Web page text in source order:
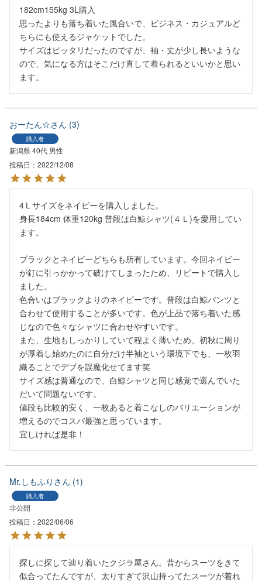
182cm155kg 3L購入
思ったよりも落ち着いた風合いで、ビジネス・カジュアルど
ちらにも使えるジャケットでした。
サイズはピッタリだったのですが、袖・丈が少し長いような
ので、気になる方はそこだけ直して着られるといいかと思い
ます。
おーたん☆ 3
購入者
新潟県 40代 男性
投稿日
2022/12/08
4Ｌサイズをネイビーを購入しました。
身長184cm 体重120kg 普段は白鯨シャツ(４Ｌ)を愛用してい
ます。
ブラックとネイビーどちらも所有しています。今回ネイビー
が釘に引っかかって破けてしまったため、リピートで購入し
ました。
色合いはブラックよりのネイビーです。普段は白鯨パンツと
合わせて使用することが多いです。色が上品で落ち着いた感
じなので色々なシャツに合わせやすいです。
また、生地もしっかりしていて程よく薄いため、初秋に周り
が厚着し始めたのに自分だけ半袖という環境下でも、一枚羽
織ることでデブを誤魔化せてます笑
サイズ感は普通なので、白鯨シャツと同じ感覚で選んでいた
だいて問題ないです。
値段も比較的安く、一枚あると着こなしのバリエーションが
増えるのでコスパ最強と思っています。
Mr.しもふり 1
購入者
非公開
投稿日
2022/06/06
探しに探して辿り着いたクジラ屋さん。昔からスーツをきて
似合ってたんですが、太りすぎて沢山持ってたスーツが着れ